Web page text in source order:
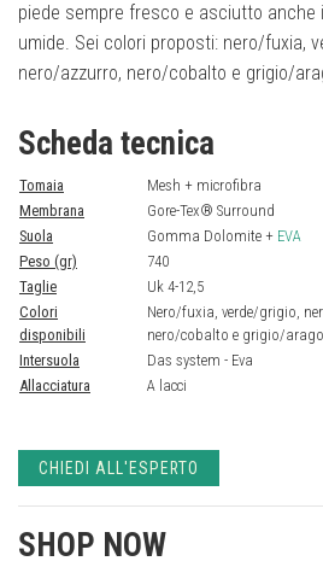
piede sempre fresco e asciutto anche
umide. Sei colori proposti: nero/fuxia,
nero/azzurro, nero/cobalto e grigio/
Scheda tecnica
Tomaia
Mesh + microfibra
Membrana
Gore-Tex® Surround
Suola
Gomma Dolomite + EVA
Peso (gr)
740
Taglie
Uk 4-12,5
Colori
disponibili
Nero/fuxia, verde/grigio,
nero/cobalto e grigio/
Intersuola
Das system - Eva
Allacciatura
A lacci
CHIEDI ALL'ESPERTO
SHOP NOW